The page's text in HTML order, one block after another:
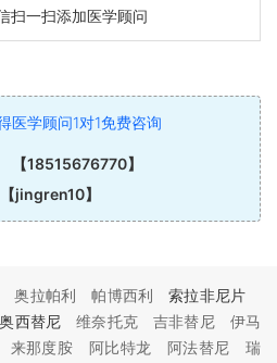
扫一扫添加医学顾问
医学顾问1对1免费咨询
18515676770】
jingren10】
奥拉帕利 帕博西利 索拉非尼片
奥西替尼维奈托克 吉非替尼
伊马
来那度胺 阿比特龙 阿法替尼
瑞